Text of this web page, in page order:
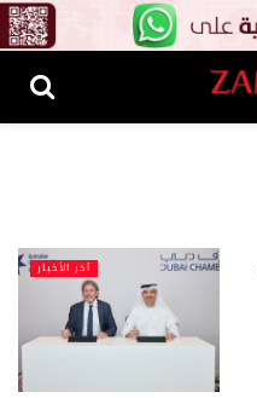
آخر الأخبار